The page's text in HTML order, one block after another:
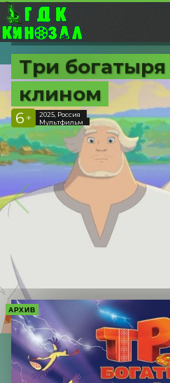
Три богатыря
клином
6 +
2025, Россия
Мультфильм
АРХИВ